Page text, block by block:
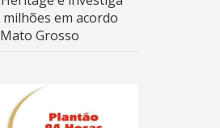
em acordo
Grosso